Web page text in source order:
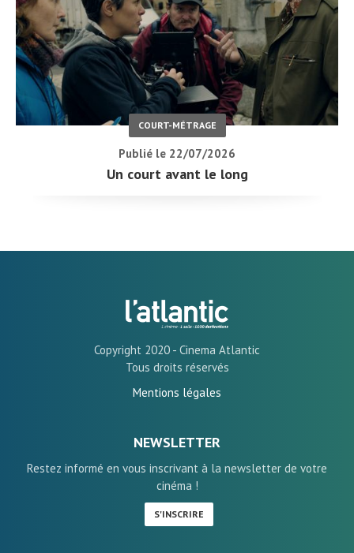
COURT-MÉTRAGE
Publié le 22/07/2026
Un court avant le long
Copyright 2020 - Cinema Atlantic
Tous droits réservés
Mentions légales
NEWSLETTER
Restez informé en vous inscrivant à la newsletter de votre
cinéma !
S'INSCRIRE